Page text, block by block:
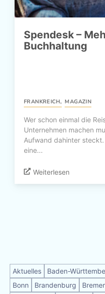
Spendesk –
Buchhaltung
FRANKREICH, MAGAZIN
Wer schon einmal die
Unternehmen machen
Aufwand dahinter
eine...
Weiterlesen
Aktuelles Baden-
Bonn
Brandenburg